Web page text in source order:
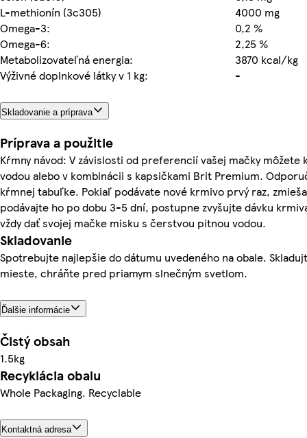
L-methionín (3c305)
4000 mg
Omega-3:
0,2 %
Omega-6:
2,25 %
Metabolizovateľná energia:
3870 kcal/kg
Výživné doplnkové látky v 1 kg:
-
Skladovanie a príprava
Príprava a použitie
Kŕmny návod: V závislosti od preferencií vašej mačky
vodou alebo v kombinácii s kapsičkami Brit Premium.
kŕmnej tabuľke. Pokiaľ podávate nové krmivo prvý raz,
podávajte ho po dobu 3-5 dní, postupne zvyšujte dávku
vždy dať svojej mačke misku s čerstvou pitnou vodou.
Skladovanie
Spotrebujte najlepšie do dátumu uvedeného na obale.
mieste, chráňte pred priamym slnečným svetlom.
Ďalšie informácie
Čistý obsah
1.5kg
Recyklácia obalu
Whole Packaging. Recyclable
Kontaktná adresa